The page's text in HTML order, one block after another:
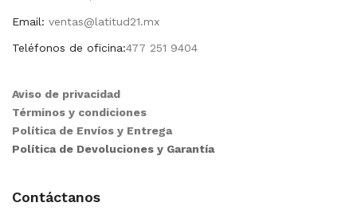
Email: ventas@latitud21.mx
Teléfonos de oficina:477 251 9404
Aviso de privacidad
Términos y condiciones
Política de Envíos y Entrega
Política de Devoluciones y Garantía
Contáctanos